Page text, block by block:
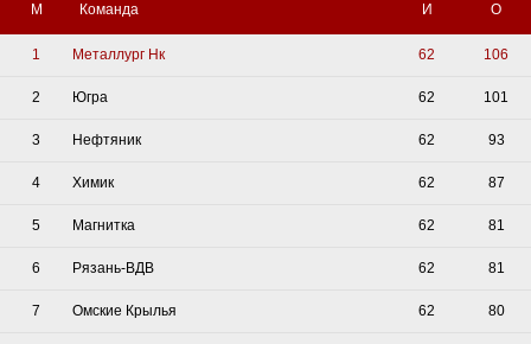
М Команда И О
1 Металлург Нк 62 106
2 Югра 62 101
3 Нефтяник 62 93
4 Химик 62 87
5 Магнитка 62 81
6 Рязань-ВДВ 62 81
7 Омские Крылья 62 80